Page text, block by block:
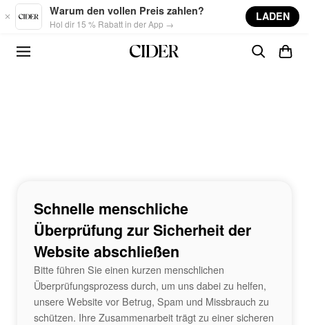
Skip to main content
Warum den vollen Preis zahlen?
Hol dir 15 % Rabatt in der App →
LADEN
Schnelle menschliche
Überprüfung zur Sicherheit der
Website abschließen
Bitte führen Sie einen kurzen menschlichen
Überprüfungsprozess durch, um uns dabei zu helfen,
unsere Website vor Betrug, Spam und Missbrauch zu
schützen. Ihre Zusammenarbeit trägt zu einer sicheren